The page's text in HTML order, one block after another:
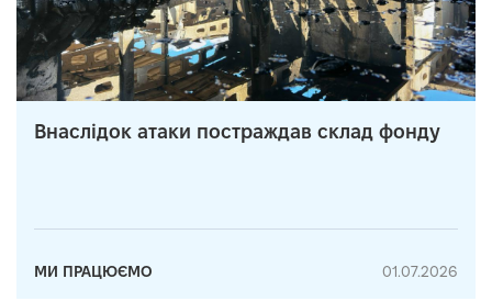
Внаслідок атаки постраждав склад фонду
МИ ПРАЦЮЄМО 01.07.2026